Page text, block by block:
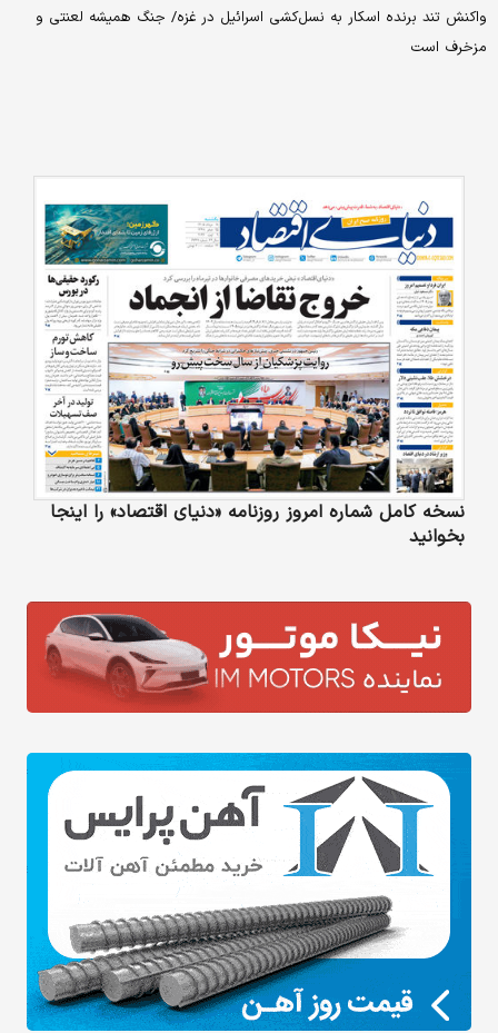
واکنش تند برنده اسکار به نسل‌کشی اسرائیل در غزه/ جنگ همیشه لعنتی و
مزخرف است
نسخه کامل شماره امروز روزنامه «دنیای‌ اقتصاد» را اینجا
بخوانید